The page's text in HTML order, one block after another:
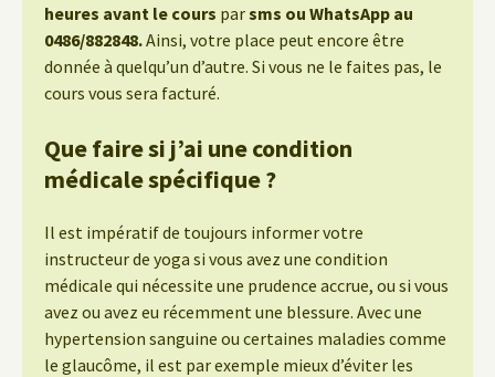
heures avant le cours parsms ou WhatsApp au
0486/882848.Ainsi, votre place peut encore être
donnée à quelqu’un d’autre. Si vous ne le faites pas, le
cours vous sera facturé.
Que faire si j’ai une condition
médicale spécifique ?
Il est impératif de toujours informer votre
instructeur de yoga si vous avez une condition
médicale qui nécessite une prudence accrue, ou si vous
avez ou avez eu récemment une blessure. Avec une
hypertension sanguine ou certaines maladies comme
le glaucôme, il est par exemple mieux d’éviter les